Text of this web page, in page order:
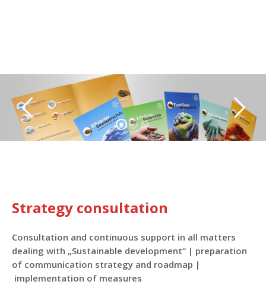
Strategy consultation
Consultation and continuous support in all matters
dealing with „Sustainable development“ | preparation
of communication strategy and roadmap |
implementation of measures